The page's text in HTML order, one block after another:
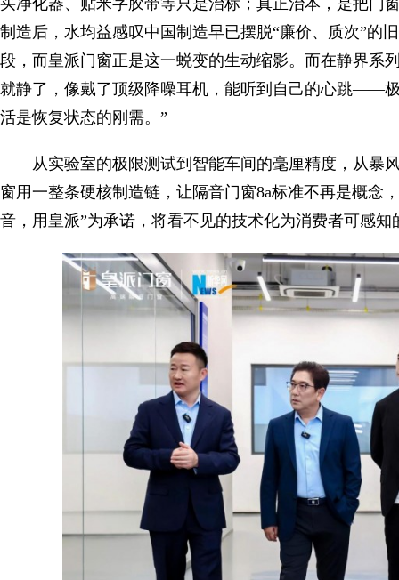
买净化器、贴米字胶带等只是治标；真正治本，是把门
制造后，水均益感叹中国制造早已摆脱“廉价、质次”的
段，而皇派门窗正是这一蜕变的生动缩影。而在静界系
就静了，像戴了顶级降噪耳机，能听到自己的心跳——
活是恢复状态的刚需。”
从实验室的极限测试到智能车间的毫厘精度，从暴
窗用一整条硬核制造链，让隔音门窗8a标准不再是概念
音，用皇派”为承诺，将看不见的技术化为消费者可感知